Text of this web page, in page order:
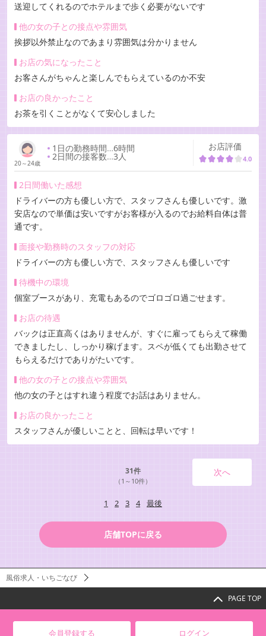
送迎してくれるのでホテルまで歩く必要がないです
他の女の子との接点や雰囲気
挨拶以外禁止なのであまり雰囲気は分かりません
お店の気になったこと
お客さんがちゃんと楽しんでもらえているのか不安
お店の良かったこと
お茶を引くことがなくて安心しました
20～24歳
1日の勤務時間…6時間
2日間の接客数…3人
お店評価
4.0
2日間働いた感想
ドライバーの方も優しい方で、スタッフさんも優しいです。激
安店なので単価は安いですがお客様が入るのでお給料自体は普
通です。
面接や勤務時のスタッフの対応
ドライバーの方も優しい方で、スタッフさんも優しいです
待機中の環境
個室ブースがあり、充電もあるのでゴロゴロ過ごせます。
お店の待遇
バックは正直高くはありませんが、すぐに雇ってもらえて稼働
できましたし、しっかり稼げます。スペが低くても出勤させて
もらえるだけでありがたいです。
他の女の子との接点や雰囲気
他の女の子とはすれ違う程度でお話はありません。
お店の良かったこと
スタッフさんが優しいことと、回転は早いです！
次へ
31件
（1～10件）
1 2 3 4 最後
店舗TOPに戻る
風俗求人・いちごなび
PAGE TOP
会員登録する ログイン